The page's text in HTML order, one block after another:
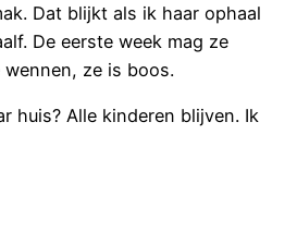
Dat blijkt als ik haar ophaal
De eerste week mag ze
ze is boos.
huis? Alle kinderen blijven. Ik